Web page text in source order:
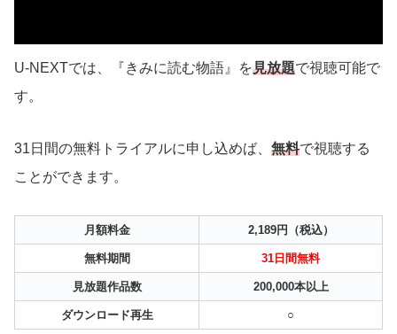
U-NEXTでは、『きみに読む物語』を見放題で視聴可能で
す。
31日間の無料トライアルに申し込めば、 無料で視聴する
ことができます。
月額料金 2,189円（税込）
無料期間 31日間無料
見放題作品数 200,000本以上
ダウンロード再生 ○